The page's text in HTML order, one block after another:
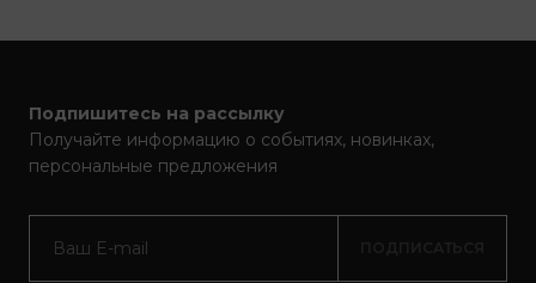
Подпишитесь на рассылку
Получайте информацию о событиях, новинках,
персональные предложения